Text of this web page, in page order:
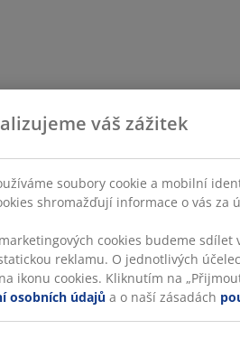
paralympijského týmu
váš zážitek
soubory cookie a mobilní
shromažďují informace o vás
cookies budeme
reklamu. O jednotlivých
ikonu cookies. Kliknutím na
osobních údajů a o naší zásadách